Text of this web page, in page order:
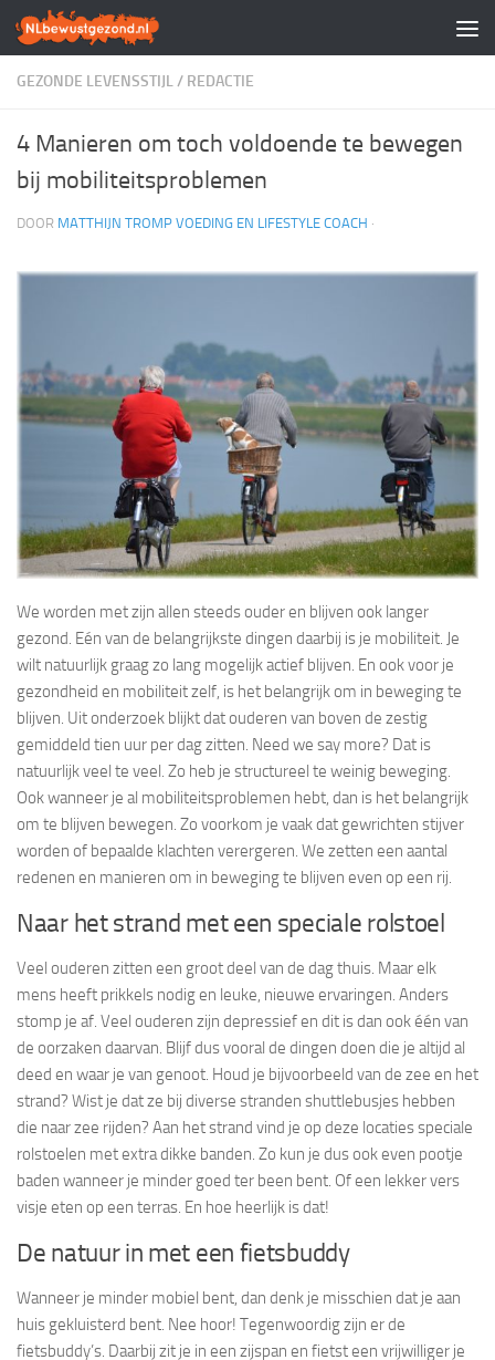
Doorgaan naar inhoud
GEZONDE LEVENSSTIJL/ REDACTIE
4 Manieren om toch voldoende te bewegen
bij mobiliteitsproblemen
DOOR MATTHIJN TROMP VOEDING EN LIFESTYLE COACH ·
We worden met zijn allen steeds ouder en blijven ook langer
gezond. Eén van de belangrijkste dingen daarbij is je mobiliteit. Je
wilt natuurlijk graag zo lang mogelijk actief blijven. En ook voor je
gezondheid en mobiliteit zelf, is het belangrijk om in beweging te
blijven. Uit onderzoek blijkt dat ouderen van boven de zestig
gemiddeld tien uur per dag zitten. Need we say more? Dat is
natuurlijk veel te veel. Zo heb je structureel te weinig beweging.
Ook wanneer je al mobiliteitsproblemen hebt, dan is het belangrijk
om te blijven bewegen. Zo voorkom je vaak dat gewrichten stijver
worden of bepaalde klachten verergeren. We zetten een aantal
redenen en manieren om in beweging te blijven even op een rij.
Naar het strand met een speciale rolstoel
Veel ouderen zitten een groot deel van de dag thuis. Maar elk
mens heeft prikkels nodig en leuke, nieuwe ervaringen. Anders
stomp je af. Veel ouderen zijn depressief en dit is dan ook één van
de oorzaken daarvan. Blijf dus vooral de dingen doen die je altijd al
deed en waar je van genoot. Houd je bijvoorbeeld van de zee en het
strand? Wist je dat ze bij diverse stranden shuttlebusjes hebben
die naar zee rijden? Aan het strand vind je op deze locaties speciale
rolstoelen met extra dikke banden. Zo kun je dus ook even pootje
baden wanneer je minder goed ter been bent. Of een lekker vers
visje eten op een terras. En hoe heerlijk is dat!
De natuur in met een fietsbuddy
Wanneer je minder mobiel bent, dan denk je misschien dat je aan
huis gekluisterd bent. Nee hoor! Tegenwoordig zijn er de
fietsbuddy’s. Daarbij zit je in een zijspan en fietst een vrijwilliger je